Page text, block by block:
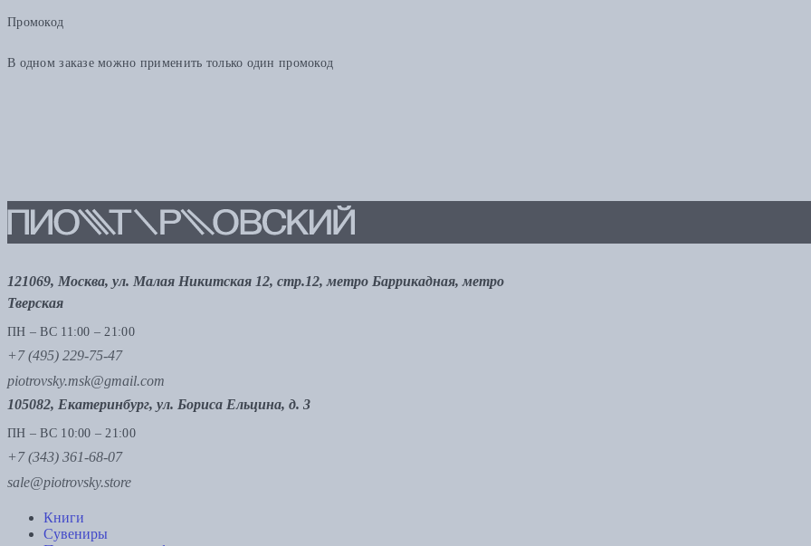
Промокод
В одном заказе можно применить только один промокод
121069, Москва, ул. Малая Никитская 12, стр.12, метро Баррикадная, метро
Тверская
ПН – ВС 11:00 – 21:00
+7 (495) 229-75-47
piotrovsky.msk@gmail.com
105082, Екатеринбург, ул. Бориса Ельцина, д. 3
ПН – ВС 10:00 – 21:00
+7 (343) 361-68-07
sale@piotrovsky.store
Книги
Сувениры